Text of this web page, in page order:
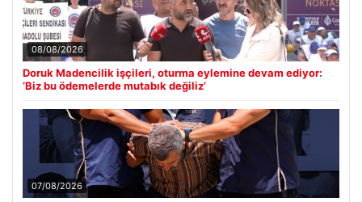
08/08/2026
Doruk Madencilik işçileri, oturma eylemine devam ediyor:
‘Biz bu ödemelerde mutabık değiliz’
07/08/2026